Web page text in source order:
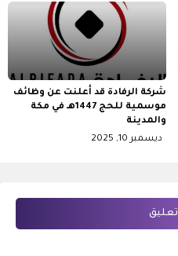
شركة الرفادة قد أعلنت عن وظائف
موسمية للحج 1447هـ في مكة
والمدينة
ديسمبر 10, 2025
تعليق